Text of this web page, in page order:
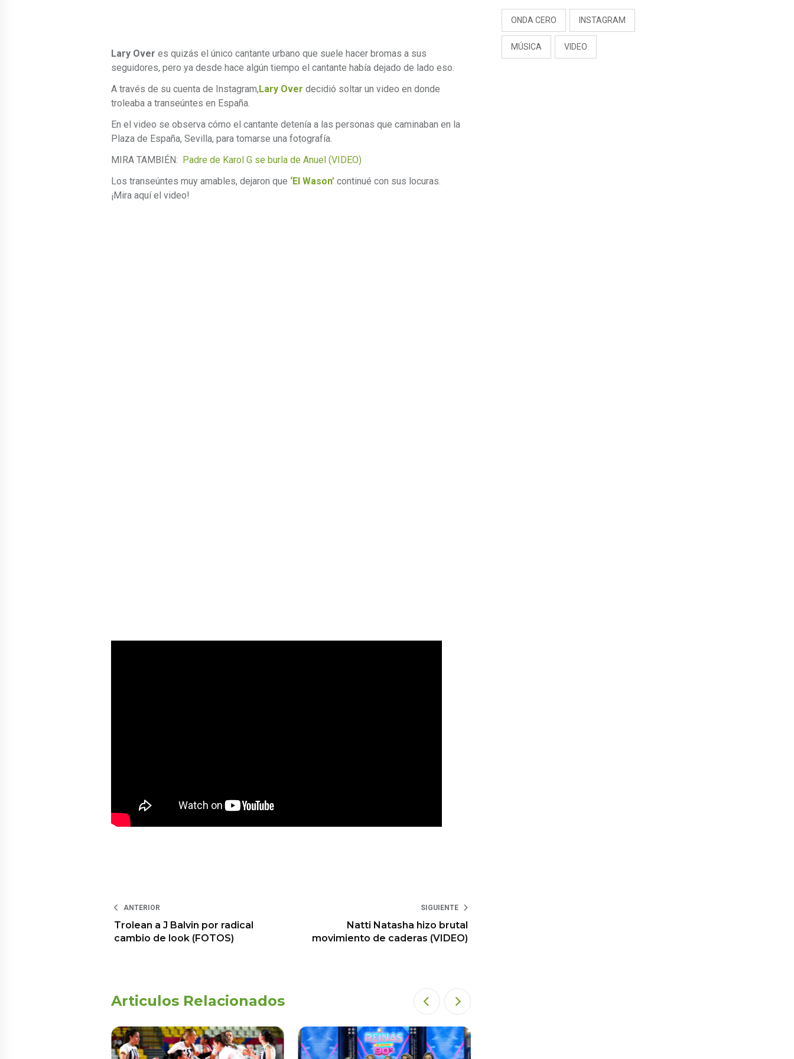
Lary Over es quizás el único cantante urbano que suele hacer bromas a sus
seguidores, pero ya desde hace algún tiempo el cantante había dejado de lado eso.
A través de su cuenta de Instagram,Lary Over decidió soltar un video en donde
troleaba a transeúntes en España.
En el video se observa cómo el cantante detenía a las personas que caminaban en la
Plaza de España, Sevilla, para tomarse una fotografía.
MIRA TAMBIÉN: Padre de Karol G se burla de Anuel (VIDEO)
Los transeúntes muy amables, dejaron que ‘El Wason’ continué con sus locuras.
¡Mira aquí el video!
ANTERIOR
Trolean a J Balvin por radical
cambio de look (FOTOS)
SIGUIENTE
Natti Natasha hizo brutal
movimiento de caderas (VIDEO)
Articulos Relacionados
ONDA CERO INSTAGRAM
MÚSICA VIDEO